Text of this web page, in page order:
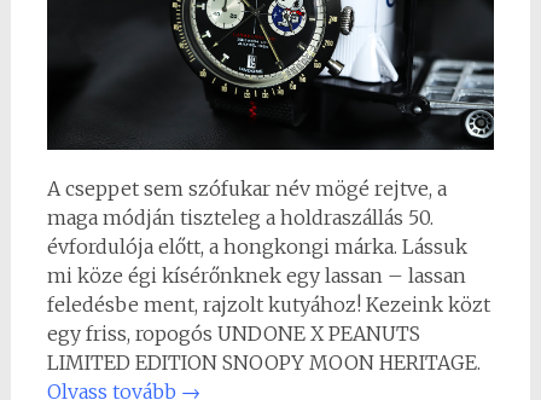
A cseppet sem szófukar név mögé rejtve, a
maga módján tiszteleg a holdraszállás 50.
évfordulója előtt, a hongkongi márka. Lássuk
mi köze égi kísérőnknek egy lassan – lassan
feledésbe ment, rajzolt kutyához! Kezeink közt
egy friss, ropogós UNDONE X PEANUTS
LIMITED EDITION SNOOPY MOON HERITAGE.
Olvass tovább →